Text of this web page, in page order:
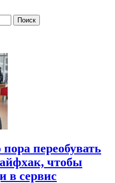
переобувать
чтобы
в сервис